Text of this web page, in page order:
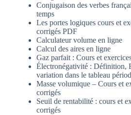
Conjugaison des verbes
temps
Les portes logiques cours et
corrigés PDF
Calculateur volume en ligne
Calcul des aires en ligne
Gaz parfait : Cours et
Électronégativité : Définition,
variation dans le tableau
Masse volumique – Cours et
corrigés
Seuil de rentabilité : cours et
corrigés